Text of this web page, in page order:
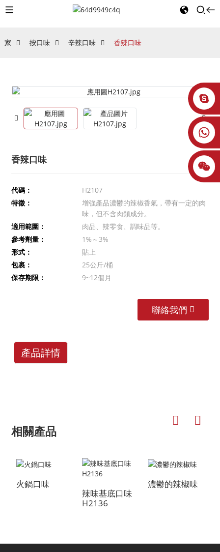
家 按口味 辛辣口味 香辣口味
香辣口味
代碼：
H2107
特徵：
增強產品濃鬱的辣椒香氣，帶有一定的肉
味，但不含肉類成分。
適用範圍：
肉品、辣零食、調味品等。
參考劑量：
1%～3%
形式：
貼上
包裹：
25公斤/桶
保存期限：
9~12個月
聯絡我們
產品詳情
相關產品
火鍋口味
辣味基底口味
H2136
濃鬱的辣椒味